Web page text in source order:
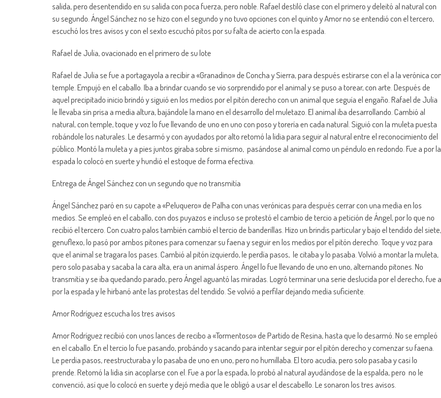
salida, pero desentendido en su salida con poca fuerza, pero noble. Rafael destiló clase con el primero y deleitó al natural con
su segundo. Ángel Sánchez no se hizo con el segundo y no tuvo opciones con el quinto y Amor no se entendió con el tercero,
escuchó los tres avisos y con el sexto escuchó pitos por su falta de acierto con la espada.
Rafael de Julia, ovacionado en el primero de su lote
Rafael de Julia se fue a portagayola a recibir a «Granadino» de Concha y Sierra, para después estirarse con el a la verónica
temple. Empujó en el caballo. Iba a brindar cuando se vio sorprendido por el animal y se puso a torear, con arte. Después de
aquel precipitado inicio brindó y siguió en los medios por el pitón derecho con un animal que seguía el engaño. Rafael de Julia
le llevaba sin prisa a media altura, bajándole la mano en el desarrollo del muletazo. El animal iba desarrollando. Cambió al
natural, con temple, toque y voz lo fue llevando de uno en uno con poso y torería en cada natural. Siguió con la muleta puesta
robándole los naturales. Le desarmó y con ayudados por alto retomó la lidia para seguir al natural entre el reconocimiento del
público. Montó la muleta y a pies juntos giraba sobre sí mismo, pasándose al animal como un péndulo en redondo. Fue a por la
espada lo colocó en suerte y hundió el estoque de forma efectiva.
Entrega de Ángel Sánchez con un segundo que no transmitía
Ángel Sánchez paró en su capote a «Peluquero» de Palha con unas verónicas para después cerrar con una media en los
medios. Se empleó en el caballo, con dos puyazos e incluso se protestó el cambio de tercio a petición de Ángel, por lo que no
recibió el tercero. Con cuatro palos también cambió el tercio de banderillas. Hizo un brindis particular y bajo el tendido del siete,
genuflexo, lo pasó por ambos pitones para comenzar su faena y seguir en los medios por el pitón derecho. Toque y voz para
que el animal se tragara los pases. Cambió al pitón izquierdo, le perdía pasos, le citaba y lo pasaba. Volvió a montar la muleta,
pero solo pasaba y sacaba la cara alta, era un animal áspero. Ángel lo fue llevando de uno en uno, alternando pitones. No
transmitía y se iba quedando parado, pero Ángel aguantó las miradas. Logró terminar una serie deslucida por el derecho, fue a
por la espada y le hirbanó ante las protestas del tendido. Se volvió a perfilar dejando media suficiente.
Amor Rodríguez escucha los tres avisos
Amor Rodríguez recibió con unos lances de recibo a «Tormentoso» de Partido de Resina, hasta que lo desarmó. No se empleó
en el caballo. En el tercio lo fue pasando, probándo y sacando para intentar seguir por el pitón derecho y comenzar su faena.
Le perdia pasos, reestructuraba y lo pasaba de uno en uno, pero no humillaba. El toro acudía, pero solo pasaba y casi lo
prende. Retomó la lidia sin acoplarse con el. Fue a por la espada, lo probó al natural ayudándose de la espalda, pero no le
convenció, así que lo colocó en suerte y dejó media que le obligó a usar el descabello. Le sonaron los tres avisos.